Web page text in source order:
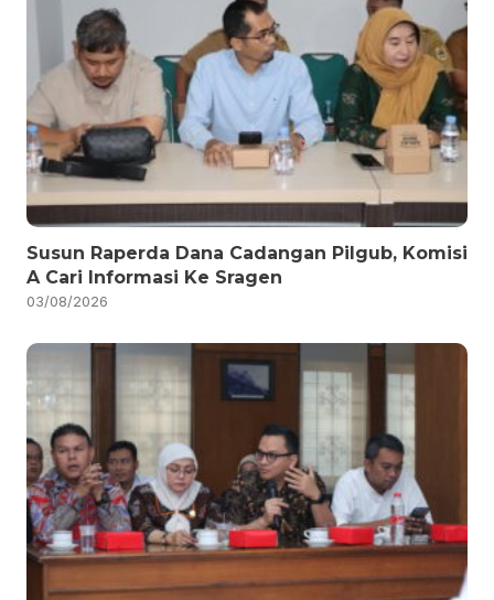
Susun Raperda Dana Cadangan Pilgub, Komisi
A Cari Informasi Ke Sragen
03/08/2026